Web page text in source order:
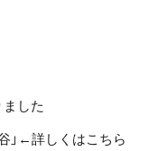
した
」←詳しくはこちら